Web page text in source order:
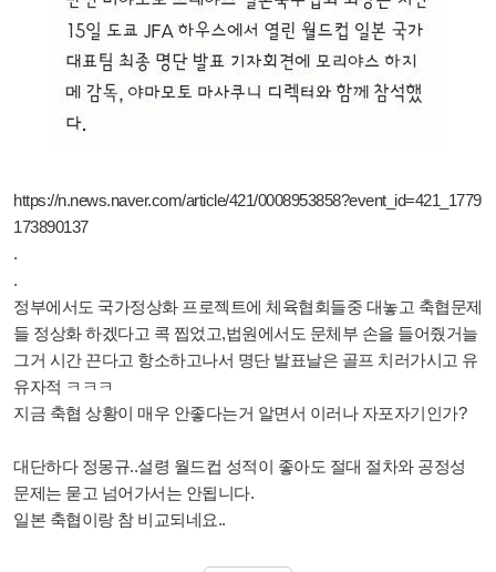
https://n.news.naver.com/article/421/0008953858?event_id=421_1779
173890137
.
.
정부에서도 국가정상화 프로젝트에 체육협회들중 대놓고 축협문제
들 정상화 하겠다고 콕 찝었고,법원에서도 문체부 손을 들어줬거늘
그거 시간 끈다고 항소하고나서 명단 발표날은 골프 치러가시고 유
유자적 ㅋㅋㅋ
지금 축협 상황이 매우 안좋다는거 알면서 이러나 자포자기인가?
대단하다 정몽규..설령 월드컵 성적이 좋아도 절대 절차와 공정성
문제는 묻고 넘어가서는 안됩니다.
일본 축협이랑 참 비교되네요..